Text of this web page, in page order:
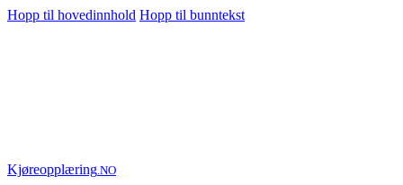
Hopp til hovedinnhold Hopp til bunntekst
Kjøreopplæring.NO